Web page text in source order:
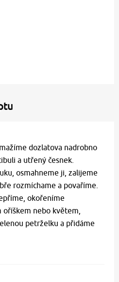
dozlatova nadrobno
a utřený česnek.
osmahneme ji, zalijeme
rozmíchame a povaříme.
okořeníme
oříškem nebo květem,
petrželku a přidáme